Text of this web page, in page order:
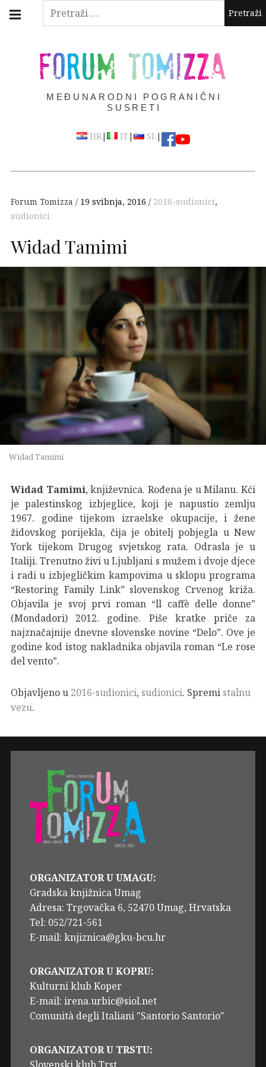
Pretraži:
Skip
FORUM TOMIZZA
MEĐUNARODNI POGRANIČNI
SUSRETI
HR| IT | SL|
navigation
Forum Tomizza 19 svibnja, 2016 2016-sudionici,
sudionici
Widad Tamimi
Widad Tamimi
Widad Tamimi, književnica. Rođena je u Milanu. Kći
je palestinskog izbjeglice, koji je napustio zemlju
1967. godine tijekom izraelske okupacije, i žene
židovskog porijekla, čija je obitelj pobjegla u New
York tijekom Drugog svjetskog rata. Odrasla je u
Italiji. Trenutno živi u Ljubljani s mužem i dvoje djece
i radi u izbjegličkim kampovima u sklopu programa
“Restoring Family Link” slovenskog Crvenog križa.
Objavila je svoj prvi roman “ll caffè delle donne”
(Mondadori) 2012. godine. Piše kratke priče za
najznačajnije dnevne slovenske novine “Delo”. Ove je
godine kod istog nakladnika objavila roman “Le rose
del vento”.
Objavljeno u 2016-sudionici, sudionici. Spremi stalnu
vezu.
ORGANIZATOR U UMAGU:
Gradska knjižnica Umag
Adresa: Trgovačka 6, 52470 Umag, Hrvatska
Tel: 052/721-561
E-mail: knjiznica@gku-bcu.hr
ORGANIZATOR U KOPRU:
Kulturni klub Koper
E-mail: irena.urbic@siol.net
Comunità degli Italiani "Santorio Santorio"
ORGANIZATOR U TRSTU: